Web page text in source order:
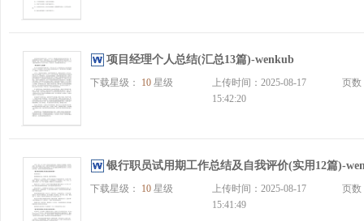
项目经理个人总结(汇总13篇)-wenkub
下载星级： 10 星级
上传时间：2025-08-17
15:42:20
页
银行职员试用期工作总结及自我评价(实用12篇)-
下载星级： 10 星级
上传时间：2025-08-17
15:41:49
页